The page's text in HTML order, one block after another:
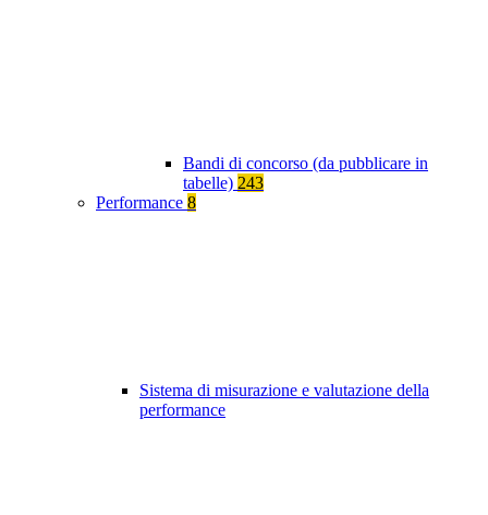
Bandi di concorso (da pubblicare in
tabelle) 243
Performance 8
Sistema di misurazione e valutazione della
performance